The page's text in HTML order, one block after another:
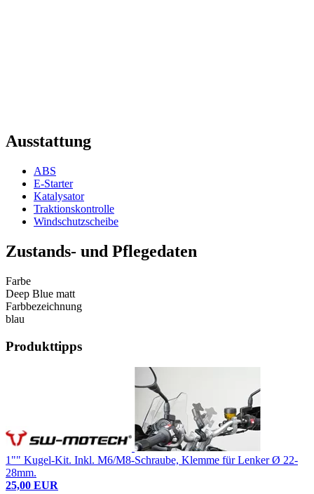
Ausstattung
ABS
E-Starter
Katalysator
Traktionskontrolle
Windschutzscheibe
Zustands- und Pflegedaten
Farbe
Deep Blue matt
Farbbezeichnung
blau
Produkttipps
1"" Kugel-Kit. Inkl. M6/M8-Schraube, Klemme für Lenker Ø 22-
28mm.
25,00 EUR